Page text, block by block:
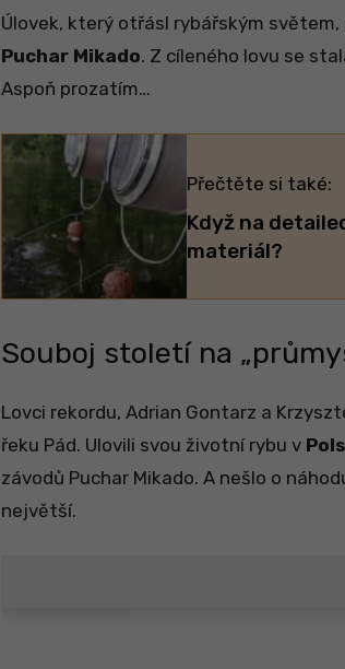
Úlovek, který otřásl rybářským
Puchar Mikado. Z cíleného lovu se
Aspoň prozatím…
Přečtěte si také:
Když na
materiál?
Souboj století na
Lovci rekordu, Adrian Gontarz a
řeku Pád. Ulovili svou životní rybu v
závodů Puchar Mikado. A nešlo o
největší.